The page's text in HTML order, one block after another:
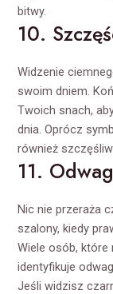
bitwy.
10.
Widzenie
swoim dniem.
Twoich snach,
dnia. Oprócz
również
11.
Nic nie przeraża
szalony, kiedy
Wiele osób, które
identyfikuje
Jeśli widzisz